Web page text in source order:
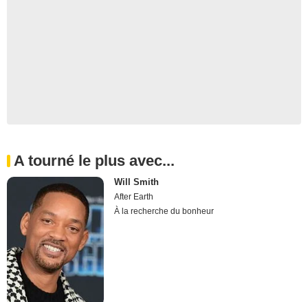
A tourné le plus avec...
Will Smith
After Earth
À la recherche du bonheur